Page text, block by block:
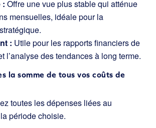
: Offre une vue plus stable qui atténue
mensuelles, idéale pour la
: Utile pour les rapports financiers de
l’analyse des tendances à long terme.
la somme de tous vos coûts de
toutes les dépenses liées au
période choisie.